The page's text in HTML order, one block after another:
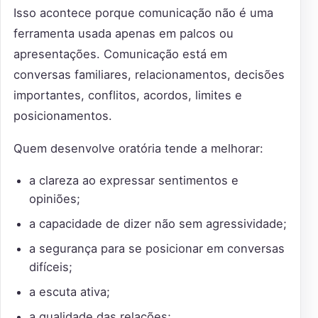
Isso acontece porque comunicação não é uma
ferramenta usada apenas em palcos ou
apresentações. Comunicação está em
conversas familiares, relacionamentos, decisões
importantes, conflitos, acordos, limites e
posicionamentos.
Quem desenvolve oratória tende a melhorar:
a clareza ao expressar sentimentos e
opiniões;
a capacidade de dizer não sem agressividade;
a segurança para se posicionar em conversas
difíceis;
a escuta ativa;